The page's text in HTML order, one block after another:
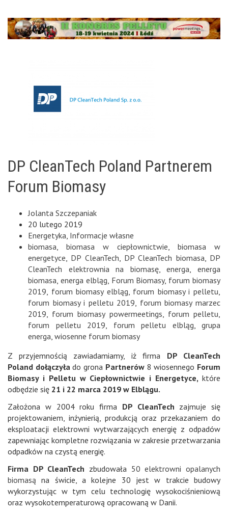
DP CleanTech Poland Partnerem
Forum Biomasy
Jolanta Szczepaniak
20 lutego 2019
Energetyka, Informacje własne
biomasa, biomasa w ciepłownictwie, biomasa w
energetyce, DP CleanTech, DP CleanTech biomasa, DP
CleanTech elektrownia na biomasę,energa,energa
biomasa, energa elbląg, Forum Biomasy, forum biomasy
2019, forum biomasy elbląg, forum biomasy i pelletu,
forum biomasy i pelletu 2019, forum biomasy marzec
2019, forum biomasy powermeetings, forum pelletu,
forum pelletu 2019, forum pelletu elbląg, grupa
energa, wiosenne forum biomasy
Z przyjemnością zawiadamiamy, iż firma DP CleanTech
Poland dołączyłado grona Partnerów 8 wiosennego Forum
Biomasy i Pelletu w Ciepłownictwie i Energetyce, które
odbędzie się 21 i 22 marca 2019 w Elblągu.
Założona w 2004 roku firma DP CleanTech zajmuje się
projektowaniem, inżynierią, produkcją oraz przekazaniem do
eksploatacji elektrowni wytwarzających energię z odpadów
zapewniając kompletne rozwiązania w zakresie przetwarzania
odpadków na czystą energię.
Firma DP CleanTech zbudowała 50 elektrowni opalanych
biomasą na świcie, a kolejne 30 jest w trakcie budowy
wykorzystując w tym celu technologię wysokociśnieniową
oraz wysokotemperaturową opracowaną w Danii.